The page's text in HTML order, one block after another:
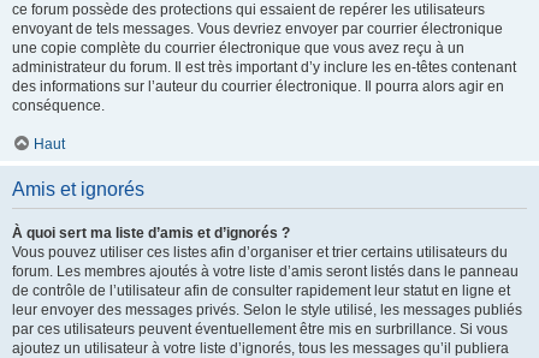
ce forum possède des protections qui essaient de repérer les utilisateurs
envoyant de tels messages. Vous devriez envoyer par courrier électronique
une copie complète du courrier électronique que vous avez reçu à un
administrateur du forum. Il est très important d’y inclure les en-têtes contenant
des informations sur l’auteur du courrier électronique. Il pourra alors agir en
conséquence.
Haut
Amis et ignorés
À quoi sert ma liste d’amis et d’ignorés ?
Vous pouvez utiliser ces listes afin d’organiser et trier certains utilisateurs du
forum. Les membres ajoutés à votre liste d’amis seront listés dans le panneau
de contrôle de l’utilisateur afin de consulter rapidement leur statut en ligne et
leur envoyer des messages privés. Selon le style utilisé, les messages publiés
par ces utilisateurs peuvent éventuellement être mis en surbrillance. Si vous
ajoutez un utilisateur à votre liste d’ignorés, tous les messages qu’il publiera